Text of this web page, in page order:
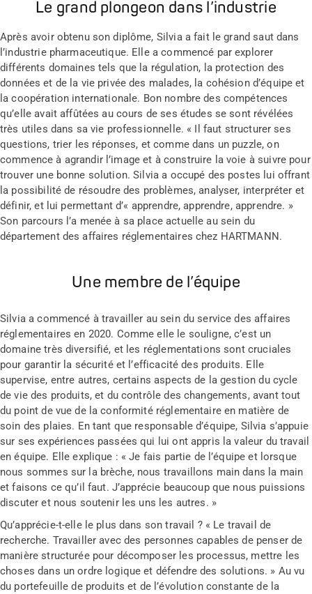
Le grand plongeon dans l’industrie
Après avoir obtenu son diplôme, Silvia a fait le grand saut dans
l’industrie pharmaceutique. Elle a commencé par explorer
différents domaines tels que la régulation, la protection des
données et de la vie privée des malades, la cohésion d’équipe et
la coopération internationale. Bon nombre des compétences
qu’elle avait affûtées au cours de ses études se sont révélées
très utiles dans sa vie professionnelle. « Il faut structurer ses
questions, trier les réponses, et comme dans un puzzle, on
commence à agrandir l’image et à construire la voie à suivre pour
trouver une bonne solution. Silvia a occupé des postes lui offrant
la possibilité de résoudre des problèmes, analyser, interpréter et
définir, et lui permettant d’« apprendre, apprendre, apprendre. »
Son parcours l’a menée à sa place actuelle au sein du
département des affaires réglementaires chez HARTMANN.
Une membre de l’équipe
Silvia a commencé à travailler au sein du service des affaires
réglementaires en 2020. Comme elle le souligne, c’est un
domaine très diversifié, et les réglementations sont cruciales
pour garantir la sécurité et l’efficacité des produits. Elle
supervise, entre autres, certains aspects de la gestion du cycle
de vie des produits, et du contrôle des changements, avant tout
du point de vue de la conformité réglementaire en matière de
soin des plaies. En tant que responsable d’équipe, Silvia s’appuie
sur ses expériences passées qui lui ont appris la valeur du travail
en équipe. Elle explique : « Je fais partie de l’équipe et lorsque
nous sommes sur la brèche, nous travaillons main dans la main
et faisons ce qu’il faut. J’apprécie beaucoup que nous puissions
discuter et nous soutenir les uns les autres. »
Qu’apprécie-t-elle le plus dans son travail ? « Le travail de
recherche. Travailler avec des personnes capables de penser de
manière structurée pour décomposer les processus, mettre les
choses dans un ordre logique et défendre des solutions. » Au vu
du portefeuille de produits et de l’évolution constante de la